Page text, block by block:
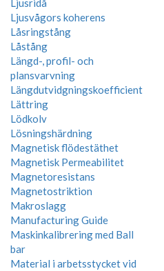
Ljusridå
Ljusvågors koherens
Låsringstång
Låstång
Längd-, profil- och
plansvarvning
Längdutvidgningskoefficient
Lättring
Lödkolv
Lösningshärdning
Magnetisk flödestäthet
Magnetisk Permeabilitet
Magnetoresistans
Magnetostriktion
Makroslagg
Manufacturing Guide
Maskinkalibrering med Ball
bar
Material i arbetsstycket vid